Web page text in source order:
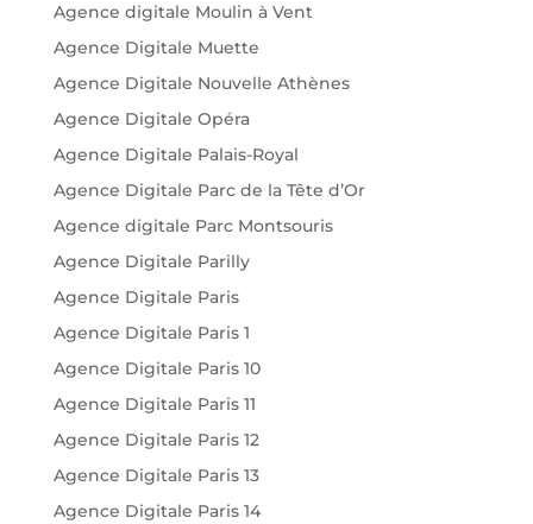
Agence digitale Moulin à Vent
Agence Digitale Muette
Agence Digitale Nouvelle Athènes
Agence Digitale Opéra
Agence Digitale Palais-Royal
Agence Digitale Parc de la Tête d’Or
Agence digitale Parc Montsouris
Agence Digitale Parilly
Agence Digitale Paris
Agence Digitale Paris 1
Agence Digitale Paris 10
Agence Digitale Paris 11
Agence Digitale Paris 12
Agence Digitale Paris 13
Agence Digitale Paris 14